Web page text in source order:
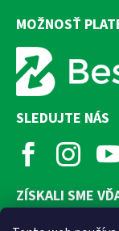
MOŽNOSŤ
SLEDUJTE NÁS
ZÍSKALI SME